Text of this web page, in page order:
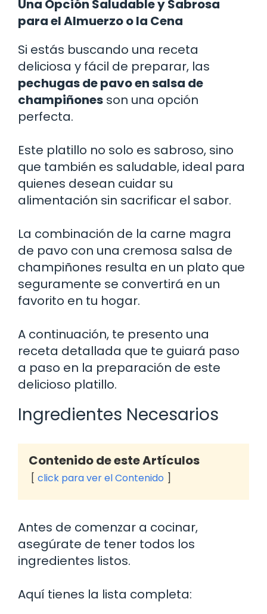
Una Opción Saludable y Sabrosa
para el Almuerzo o la Cena
Si estás buscando una receta
deliciosa y fácil de preparar, las
pechugas de pavo en salsa de
champiñones son una opción
perfecta.
Este platillo no solo es sabroso, sino
que también es saludable, ideal para
quienes desean cuidar su
alimentación sin sacrificar el sabor.
La combinación de la carne magra
de pavo con una cremosa salsa de
champiñones resulta en un plato que
seguramente se convertirá en un
favorito en tu hogar.
A continuación, te presento una
receta detallada que te guiará paso
a paso en la preparación de este
delicioso platillo.
Ingredientes Necesarios
Contenido de este Artículos
click para ver el Contenido
Antes de comenzar a cocinar,
asegúrate de tener todos los
ingredientes listos.
Aquí tienes la lista completa: